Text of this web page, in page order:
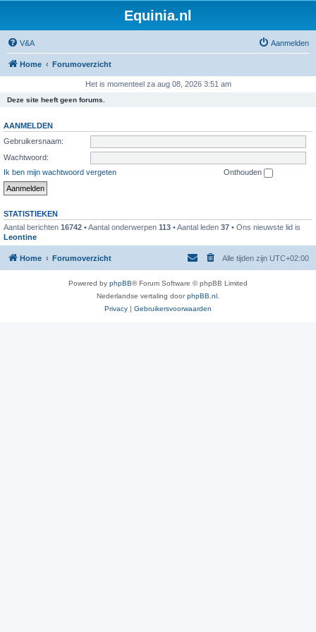
Equinia.nl
V&A Aanmelden
Home Forumoverzicht
Het is momenteel za aug 08, 2026 3:51 am
Deze site heeft geen forums.
AANMELDEN
Gebruikersnaam:
Wachtwoord:
Ik ben mijn wachtwoord vergeten
Onthouden
STATISTIEKEN
Aantal berichten 16742 • Aantal onderwerpen 113 • Aantal leden 37 • Ons nieuwste lid is
Leontine
Home Forumoverzicht Alle tijden zijn UTC+02:00
Powered by phpBB® Forum Software © phpBB Limited
Nederlandse vertaling doorphpBB.nl
Privacy | Gebruikersvoorwaarden